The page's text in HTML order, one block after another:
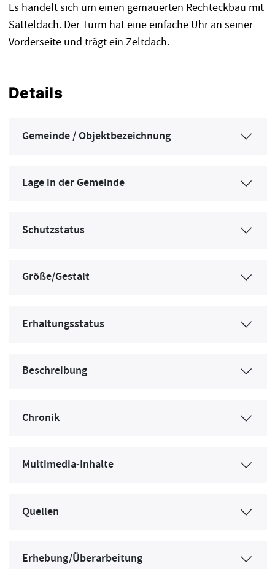
Es handelt sich um einen gemauerten Rechteckbau mit
Satteldach. Der Turm hat eine einfache Uhr an seiner
Vorderseite und trägt ein Zeltdach.
Details
Gemeinde / Objektbezeichnung
Lage in der Gemeinde
Schutzstatus
Größe/Gestalt
Erhaltungsstatus
Beschreibung
Chronik
Multimedia-Inhalte
Quellen
Erhebung/Überarbeitung